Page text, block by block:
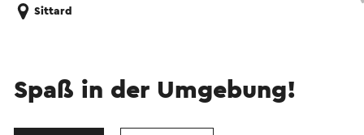
Sittard
Spaß in der Umgebung!